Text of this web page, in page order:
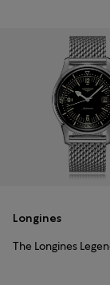
Longines